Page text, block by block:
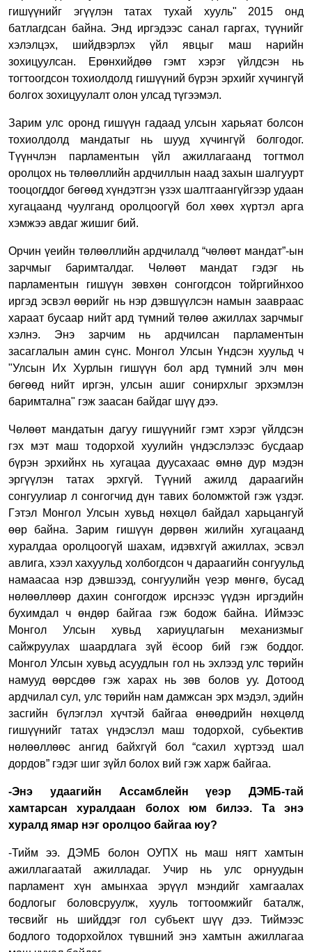
гишүүнийг эгүүлэн татах тухай хууль" 2015 онд
батлагдсан байна. Энд иргэдээс санал гаргах, түүнийг
хэлэлцэх, шийдвэрлэх үйл явцыг маш нарийн
зохицуулсан. Ерөнхийдөө гэмт хэрэг үйлдсэн нь
тогтоогдсон тохиолдолд гишүүний бүрэн эрхийг хүчингүй
болгох зохицуулалт олон улсад түгээмэл.
Зарим улс оронд гишүүн гадаад улсын харьяат болсон
тохиолдолд мандатыг нь шууд хүчингүй болгодог.
Түүнчлэн парламентын үйл ажиллагаанд тогтмол
оролцох нь төлөөллийн ардчиллын наад захын шалгуурт
тооцогддог бөгөөд хүндэтгэн үзэх шалтгаангүйгээр удаан
хугацаанд чуулганд оролцоогүй бол хөөх хүртэл арга
хэмжээ авдаг жишиг бий.
Орчин үеийн төлөөллийн ардчилалд “чөлөөт мандат”-ын
зарчмыг баримталдаг. Чөлөөт мандат гэдэг нь
парламентын гишүүн зөвхөн сонгогдсон тойргийнхоо
иргэд эсвэл өөрийг нь нэр дэвшүүлсэн намын заавраас
хараат бусаар нийт ард түмний төлөө ажиллах зарчмыг
хэлнэ. Энэ зарчим нь ардчилсан парламентын
засаглалын амин сүнс. Монгол Улсын Үндсэн хуульд ч
"Улсын Их Хурлын гишүүн бол ард түмний элч мөн
бөгөөд нийт иргэн, улсын ашиг сонирхлыг эрхэмлэн
баримтална" гэж заасан байдаг шүү дээ.
Чөлөөт мандатын дагуу гишүүнийг гэмт хэрэг үйлдсэн
гэх мэт маш тодорхой хуулийн үндэслэлээс бусдаар
бүрэн эрхийнх нь хугацаа дуусахаас өмнө дур мэдэн
эргүүлэн татах эрхгүй. Түүний ажилд дараагийн
сонгуулиар л сонгогчид дүн тавих боломжтой гэж үздэг.
Гэтэл Монгол Улсын хувьд нөхцөл байдал харьцангуй
өөр байна. Зарим гишүүн дөрвөн жилийн хугацаанд
хуралдаа оролцоогүй шахам, идэвхгүй ажиллах, эсвэл
авлига, хээл хахуульд холбогдсон ч дараагийн сонгуульд
намаасаа нэр дэвшээд, сонгуулийн үеэр мөнгө, бусад
нөлөөллөөр дахин сонгогдож ирснээс үүдэн иргэдийн
бухимдал ч өндөр байгаа гэж бодож байна. Иймээс
Монгол Улсын хувьд хариуцлагын механизмыг
сайжруулах шаардлага зүй ёсоор бий гэж боддог.
Монгол Улсын хувьд асуудлын гол нь эхлээд улс төрийн
намууд өөрсдөө гэж харах нь зөв болов уу. Дотоод
ардчилал сул, улс төрийн нам дамжсан эрх мэдэл, эдийн
засгийн бүлэглэл хүчтэй байгаа өнөөдрийн нөхцөлд
гишүүнийг татах үндэслэл маш тодорхой, субьектив
нөлөөллөөс ангид байхгүй бол “сахил хүртээд шал
дордов” гэдэг шиг зүйл болох вий гэж харж байгаа.
-Энэ удаагийн Ассамблейн үеэр ДЭМБ-тай
хамтарсан хуралдаан болох юм билээ. Та энэ
хуралд ямар нэг оролцоо байгаа юу?
-Тийм ээ. ДЭМБ болон ОУПХ нь маш нягт хамтын
ажиллагаатай ажилладаг. Учир нь улс орнуудын
парламент хүн амынхаа эрүүл мэндийг хамгаалах
бодлогыг боловсруулж, хууль тогтоомжийг баталж,
төсвийг нь шийддэг гол субъект шүү дээ. Тиймээс
бодлого тодорхойлох түвшний энэ хамтын ажиллагаа